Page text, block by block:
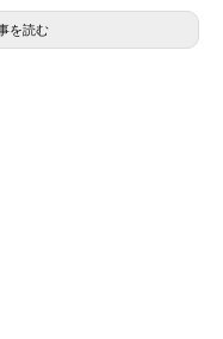
を読む